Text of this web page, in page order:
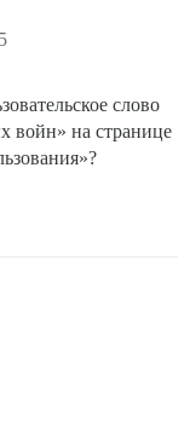
слово
войн» на странице